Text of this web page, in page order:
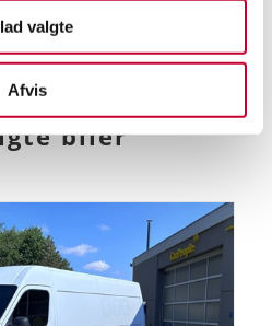
valgte
Afvis
biler